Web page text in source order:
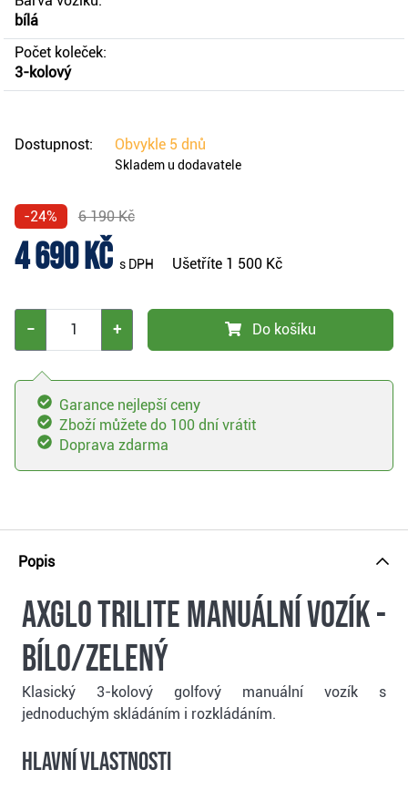
bílá
Počet koleček:
3-kolový
Dostupnost: Obvykle 5 dnů
Skladem u dodavatele
-24% 6 190 Kč
4 690 Kč s DPH Ušetříte 1 500 Kč
− + Do košíku
Garance nejlepší ceny
Zboží můžete do 100 dní vrátit
Doprava zdarma
Popis
Axglo TriLite manuální vozík -
bílo/zelený
Klasický 3-kolový golfový manuální vozík s
jednoduchým skládáním i rozkládáním.
Hlavní vlastnosti